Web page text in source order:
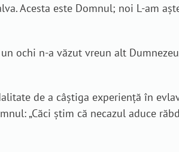
Acesta este Domnul; noi L-am
ochi n-a văzut vreun alt
de a câștiga experiență în
„Căci ştim că necazul aduce